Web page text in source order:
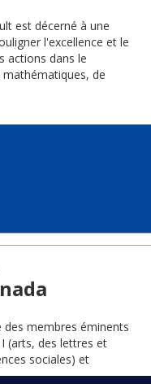
est décerné à une
l'excellence et le
actions dans le
de
des membres éminents
(arts, des lettres et
sociales) et